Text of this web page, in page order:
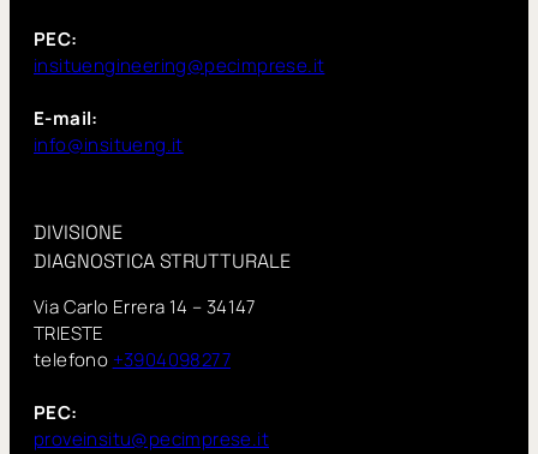
PEC:
insituengineering@pecimprese.it
E-mail:
info@insitueng.it
DIVISIONE
DIAGNOSTICA STRUTTURALE
Via Carlo Errera 14 – 34147
TRIESTE
telefono +3904098277
PEC:
proveinsitu@pecimprese.it